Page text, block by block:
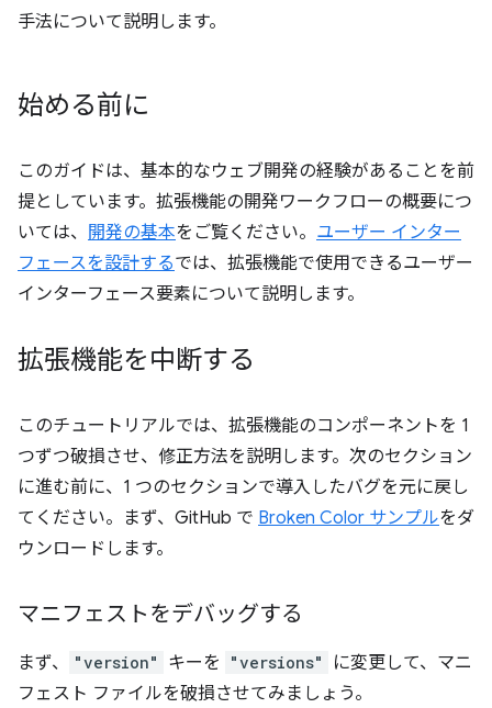
手法について説明します。
始める前に
このガイドは、基本的なウェブ開発の経験があることを前
提としています。拡張機能の開発ワークフローの概要につ
いては、 開発の基本をご覧ください。 ユーザー インター
フェースを設計するでは、拡張機能で使用できるユーザー
インターフェース要素について説明します。
拡張機能を中断する
このチュートリアルでは、拡張機能のコンポーネントを 1
つずつ破損させ、修正方法を説明します。次のセクション
に進む前に、1 つのセクションで導入したバグを元に戻し
てください。まず、GitHub で Broken Color サンプルをダ
ウンロードします。
マニフェストをデバッグする
まず、 "version" キーを "versions"
に変更して、マニ
フェスト ファイルを破損させてみましょう。